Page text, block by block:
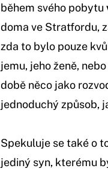
během svého pobytu
doma ve Stratfordu,
zda to bylo pouze
jemu, jeho ženě,
době něco jako
jednoduchý způsob,
Spekuluje se také o
jediný syn, kterému